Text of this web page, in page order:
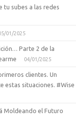
tu subes a las redes
01/2025
Parte 2 de la
04/01/2025
clientes. Un
estas situaciones. #Wise
Moldeando el Futuro